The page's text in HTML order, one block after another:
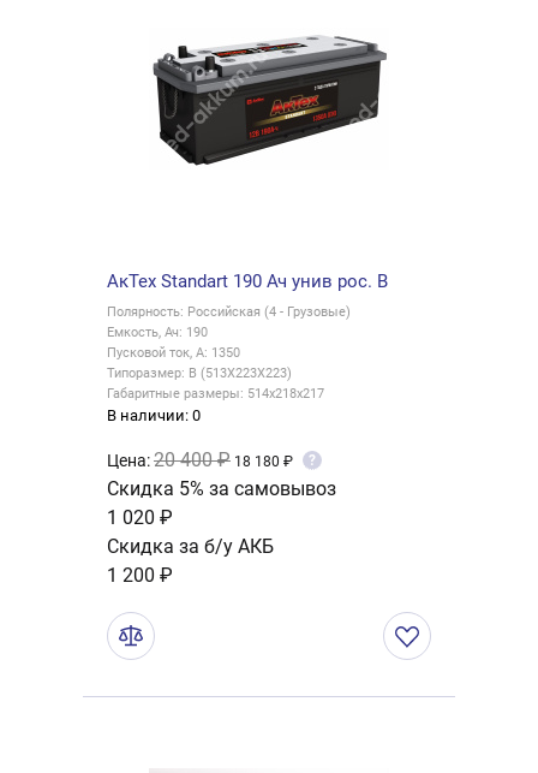
АкТех Standart 190 Ач унив рос. B
Полярность: Российская (4 - Грузовые)
Емкость, Ач: 190
Пусковой ток, А: 1350
Типоразмер: B (513X223X223)
Габаритные размеры: 514x218x217
В наличии: 0
Цена:20 400 ₽ 18 180 ₽ ?
Скидка 5% за самовывоз
1 020 ₽
Скидка за б/у АКБ
1 200 ₽